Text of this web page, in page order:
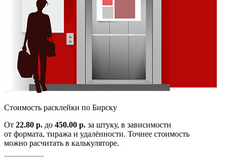
Cтоимость расклейки по Бирску
От 22.80 р. до 450.00 р. за штуку, в зависимости
от формата, тиража и удалённости. Точнее стоимость
можно расчитать в калькуляторе.